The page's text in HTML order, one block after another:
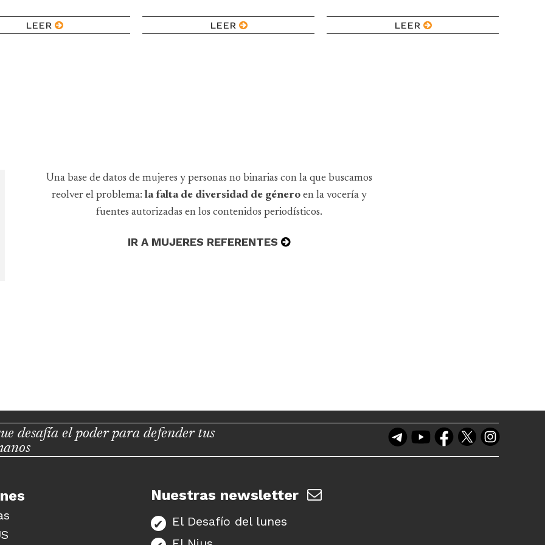
LEER LEER LEER
Una base de datos de mujeres y personas no binarias con la que buscamos
reolver el problema: la falta de diversidad de género en la vocería y
fuentes autorizadas en los contenidos periodísticos.
IR A MUJERES REFERENTES
desafía el poder para defender tus
Nuestras newsletter
El Desafío del lunes